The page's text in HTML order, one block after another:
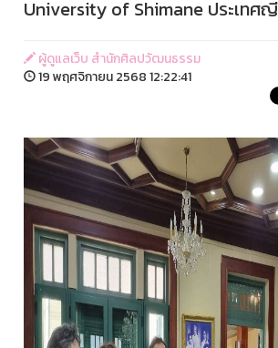
University of Shimane ประเทศ
ผู้ดูแลเว็บ สำนักศิลปวัฒนธรรม
19 พฤศจิกายน 2568 12:22:41